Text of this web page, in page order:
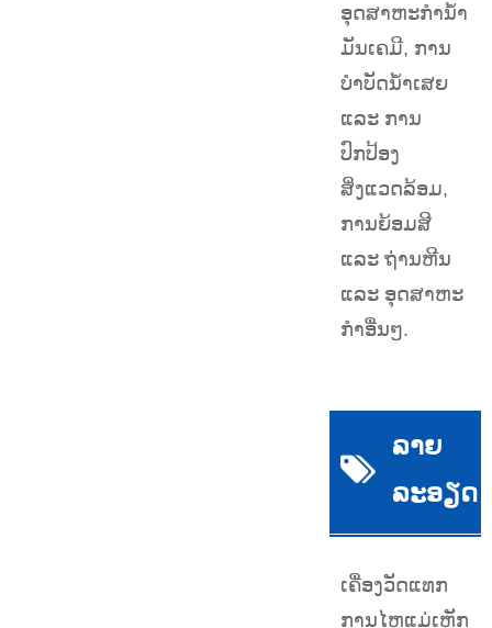
ອຸດສາຫະກຳນ້ຳ
ມັນເຄມີ, ການ
ບຳບັດນ້ຳເສຍ
ແລະ ການ
ປົກປ້ອງ
ສິ່ງແວດລ້ອມ,
ການຍ້ອມສີ
ແລະ ຖ່ານຫີນ
ແລະ ອຸດສາຫະ
ກຳອື່ນໆ.
ລາຍ
ລະອຽດ
ເຄື່ອງວັດແທກ
ການໄຫຼແມ່ເຫຼັກ